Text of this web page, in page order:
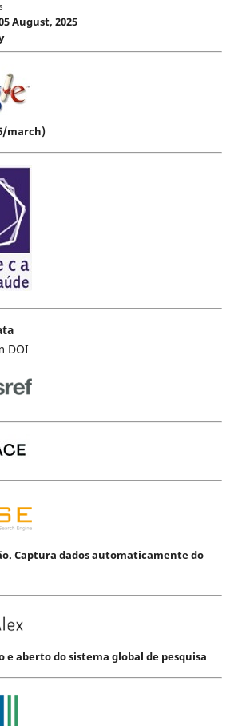
August, 2025
march)
DOI
Captura dados automaticamente do
aberto do sistema global de pesquisa